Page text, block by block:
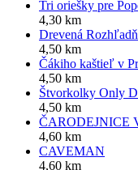
Tri oriešky pre
4,30 km
Drevená
4,50 km
Čákiho kaštieľ v
4,50 km
Štvorkolky Only
4,50 km
ČARODEJNICE
4,60 km
CAVEMAN
4,60 km